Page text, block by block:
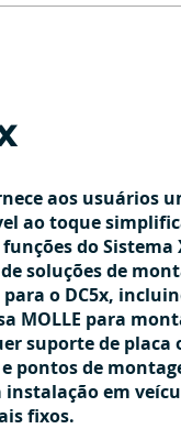
aos usuários
ao toque
do Sistema
soluções de
o DC5x,
MOLLE para
suporte de placa
pontos de
instalação em
fixos.